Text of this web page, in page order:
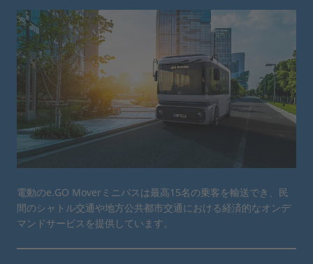
電動のe.GO Moverミニバスは最高15名の乗客を輸送でき、民
間のシャトル交通や地方公共都市交通における経済的なオンデ
マンドサービスを提供しています。